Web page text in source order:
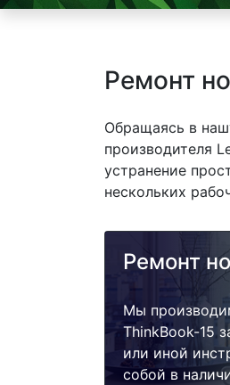
Ремонт
Обращаясь в
производителя
устранение
нескольких
Ремонт
Мы
ThinkBook-15
или иной
собой в